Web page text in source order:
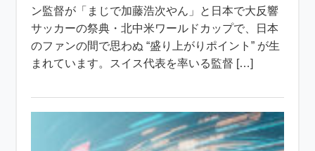
ン監督が「まじで加藤浩次やん」と日本で大反響
サッカーの祭典・北中米ワールドカップで、日本
のファンの間で思わぬ “盛り上がりポイント” が生
まれています。スイス代表を率いる監督 […]